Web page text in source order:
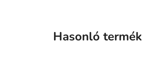
Hasonló